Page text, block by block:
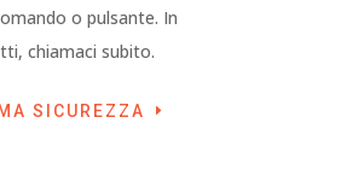
o pulsante. In
chiamaci subito.
SICUREZZA